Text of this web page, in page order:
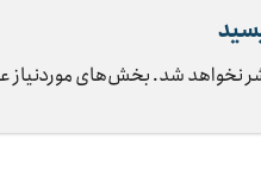
نخواهد شد.بخش‌های موردنیاز